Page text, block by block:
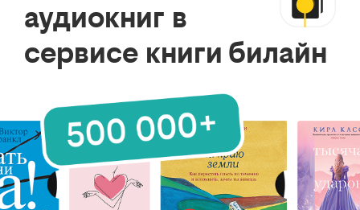
аудиокниг в
сервисе книги билайн